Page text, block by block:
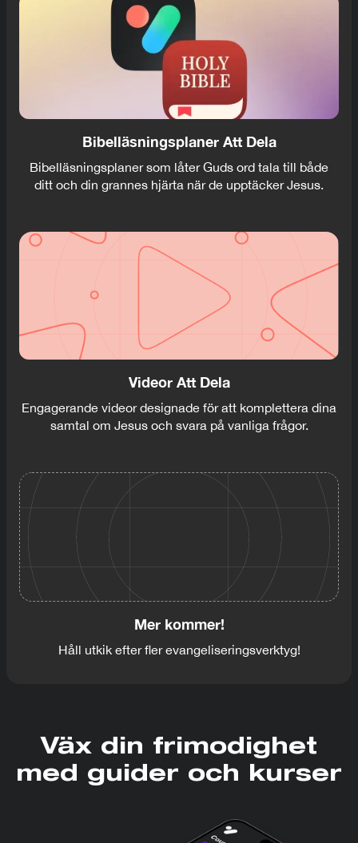
Bibelläsningsplaner Att Dela
Bibelläsningsplaner som låter Guds ord tala till både
ditt och din grannes hjärta när de upptäcker Jesus.
Videor Att Dela
Engagerande videor designade för att komplettera dina
samtal om Jesus och svara på vanliga frågor.
Mer kommer!
Håll utkik efter fler evangeliseringsverktyg!
Väx din frimodighet
med guider och kurser